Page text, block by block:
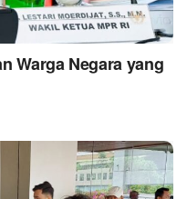
Warga Negara yang